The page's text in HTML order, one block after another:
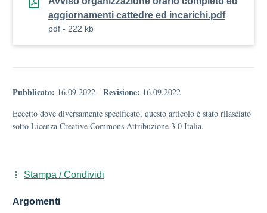
aggiornamenti cattedre ed incarichi.pdf
pdf - 222 kb
Pubblicato: 16.09.2022 - Revisione: 16.09.2022
Eccetto dove diversamente specificato, questo articolo è stato rilasciato
sotto Licenza Creative Commons Attribuzione 3.0 Italia.
Stampa / Condividi
Argomenti